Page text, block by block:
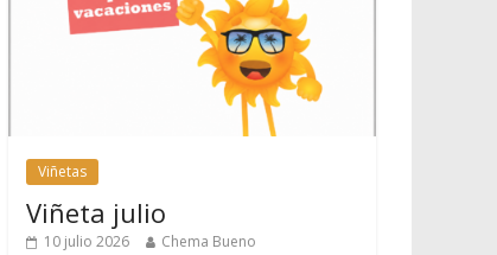
Viñetas
Viñeta julio
10 julio 2026 Chema Bueno